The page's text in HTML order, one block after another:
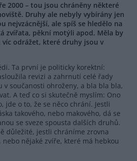
2000 – tou jsou chráněny některé
Druhy ale nebyly vybírány jen
nejvzácnější, ale spíš se hledělo na
zvířata, pěkní motýli apod. Měla by
odrážet, které druhy jsou v
Ta první je politicky korektní:
revizi a zahrnutí celé řady
v součanosti ohroženy, a bla bla bla,
A teď co si skutečně myslím: Ono
jde o to, že se něco chrání. Jestli
takového, nebo makového, dá se
se sveze spousta dalších druhů.
důležité, jestli chráníme zrovna
nějaké zvíře, které má hebkou